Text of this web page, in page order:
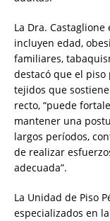
La Dra.
incluyen edad,
familiares,
destacó que el
tejidos que
recto, “puede
mantener una
largos períodos,
de realizar
adecuada”.
La Unidad de Piso
especializados en